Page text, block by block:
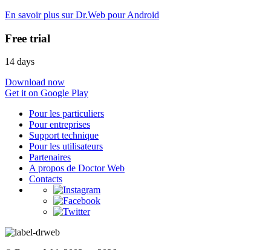
En savoir plus sur Dr.Web pour Android
Free trial
14 days
Download now
Get it on Google Play
Pour les particuliers
Pour entreprises
Support technique
Pour les utilisateurs
Partenaires
A propos de Doctor Web
Contacts